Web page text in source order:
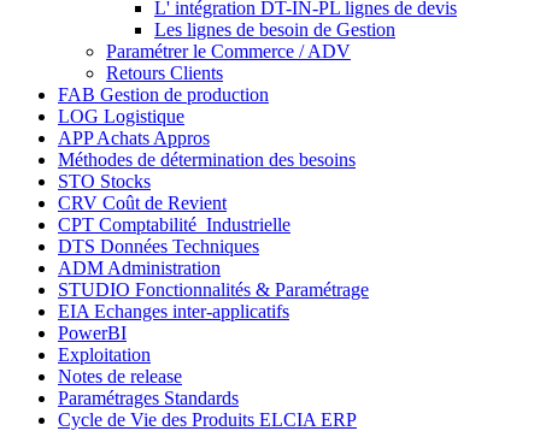
L' intégration DT-IN-PL lignes de devis
Les lignes de besoin de Gestion
Paramétrer le Commerce / ADV
Retours Clients
FAB Gestion de production
LOG Logistique
APP Achats Appros
Méthodes de détermination des besoins
STO Stocks
CRV Coût de Revient
CPT Comptabilité_Industrielle
DTS Données Techniques
ADM Administration
STUDIO Fonctionnalités & Paramétrage
EIA Echanges inter-applicatifs
PowerBI
Exploitation
Notes de release
Paramétrages Standards
Cycle de Vie des Produits ELCIA ERP